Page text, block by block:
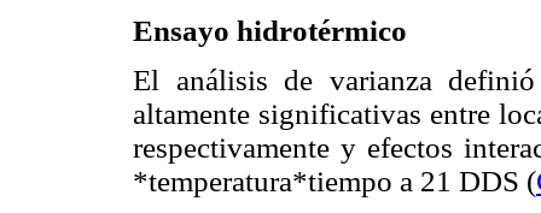
Ensayo hidrotérmico
El análisis de varianza
altamente significativas entre
respectivamente y efectos
*temperatura*tiempo a 21 DDS (